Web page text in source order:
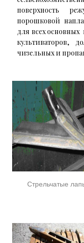
поверхность
порошковой
для всех
культиваторов,
чизельных и
Стрельчатые